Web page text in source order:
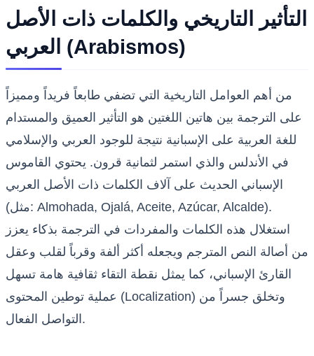
التأثير التاريخي والكلمات ذات الأصل
العربي (Arabismos)
من أهم العوامل التاريخية التي تضفي طابعاً فريداً ومميزاً
على الترجمة بين هاتين اللغتين هو التأثير العميق والمستدام
للغة العربية على الإسبانية نتيجة للوجود العربي والإسلامي
في الأندلس والذي استمر لثمانية قرون. يحتوي القاموس
الإسباني الحديث على آلاف الكلمات ذات الأصل العربي
(مثل: Almohada, Ojalá, Aceite, Azúcar, Alcalde).
استغلال هذه الكلمات والمفردات في الترجمة بذكاء يعزز
من أصالة النص المترجم ويجعله أكثر ألفة وقرباً لقلب وعقل
القارئ الإسباني، كما يمثل نقطة التقاء ثقافية هامة تسهل
عملية توطين المحتوى (Localization) وتخلق جسراً من
التواصل الفعال.